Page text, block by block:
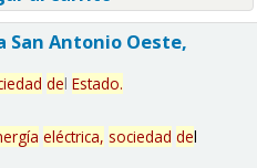
Antonio Oeste,
del Estado.
eléctrica, sociedad del